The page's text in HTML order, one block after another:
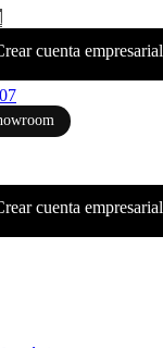
cuenta empresarial
cuenta empresarial